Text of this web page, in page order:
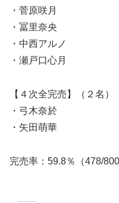
・菅原咲月
・冨里奈央
・中西アルノ
・瀬戸口心月
【４次全完売】（２名）
・弓木奈於
・矢田萌華
完売率：59.8％（478/800